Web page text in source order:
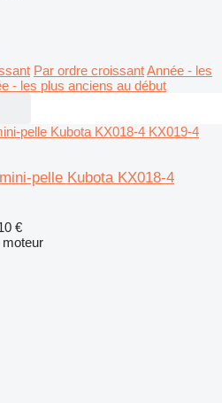
Par ordre croissantAnnée - les
- les plus anciens au début
pelle Kubota KX018-4
€